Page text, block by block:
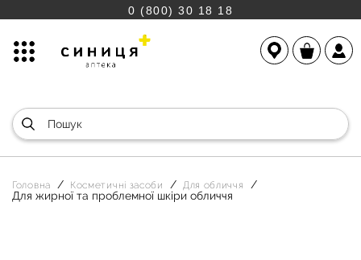
0 (800) 30 18 18
Головна Косметичні засоби Для обличчя
Для жирної та проблемної шкіри обличчя